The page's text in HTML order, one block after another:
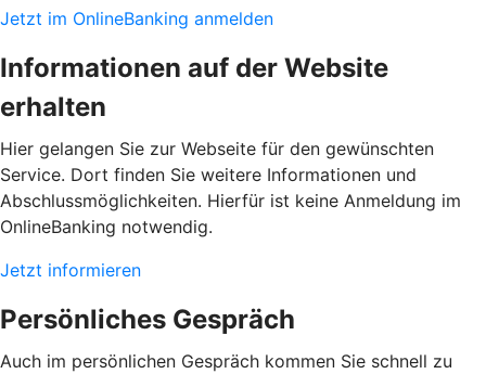
Jetzt im OnlineBanking anmelden
Informationen auf der Website
erhalten
Hier gelangen Sie zur Webseite für den gewünschten
Service. Dort finden Sie weitere Informationen und
Abschlussmöglichkeiten. Hierfür ist keine Anmeldung im
OnlineBanking notwendig.
Jetzt informieren
Persönliches Gespräch
Auch im persönlichen Gespräch kommen Sie schnell zu